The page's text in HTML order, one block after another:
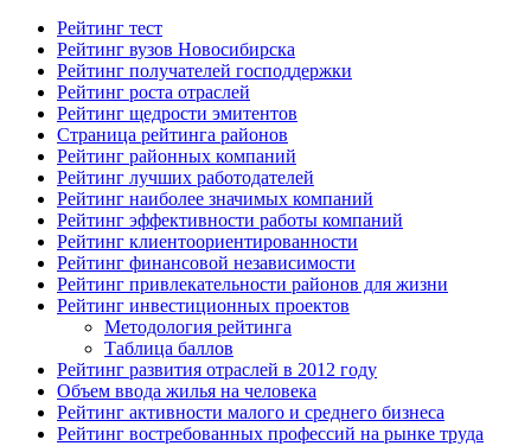
Рейтинг тест
Рейтинг вузов Новосибирска
Рейтинг получателей господдержки
Рейтинг роста отраслей
Рейтинг щедрости эмитентов
Страница рейтинга районов
Рейтинг районных компаний
Рейтинг лучших работодателей
Рейтинг наиболее значимых компаний
Рейтинг эффективности работы компаний
Рейтинг клиентоориентированности
Рейтинг финансовой независимости
Рейтинг привлекательности районов для жизни
Рейтинг инвестиционных проектов
Методология рейтинга
Таблица баллов
Рейтинг развития отраслей в 2012 году
Объем ввода жилья на человека
Рейтинг активности малого и среднего бизнеса
Рейтинг востребованных профессий на рынке труда